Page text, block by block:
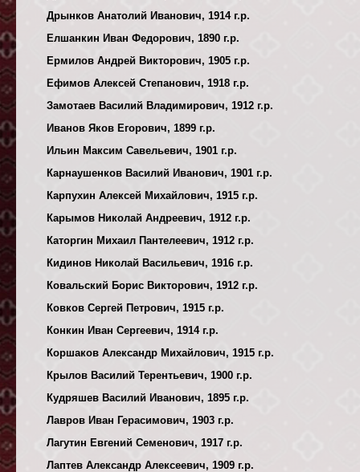
Дрынков Анатолий Иванович, 1914 г.р.
Елшанкин Иван Федорович, 1890 г.р.
Ермилов Андрей Викторович, 1905 г.р.
Ефимов Алексей Степанович, 1918 г.р.
Замотаев Василий Владимирович, 1912 г.р.
Иванов Яков Егорович, 1899 г.р.
Ильин Максим Савельевич, 1901 г.р.
Карнаушенков Василий Иванович, 1901 г.р.
Карпухин Алексей Михайлович, 1915 г.р.
Карымов Николай Андреевич, 1912 г.р.
Каторгин Михаил Пантелеевич, 1912 г.р.
Кидинов Николай Васильевич, 1916 г.р.
Ковальский Борис Викторович, 1912 г.р.
Ковков Сергей Петрович, 1915 г.р.
Конкин Иван Сергеевич, 1914 г.р.
Коршаков Александр Михайлович, 1915 г.р.
Крылов Василий Терентьевич, 1900 г.р.
Кудряшев Василий Иванович, 1895 г.р.
Лавров Иван Герасимович, 1903 г.р.
Лагутин Евгений Семенович, 1917 г.р.
Лаптев Александр Алексеевич, 1909 г.р.